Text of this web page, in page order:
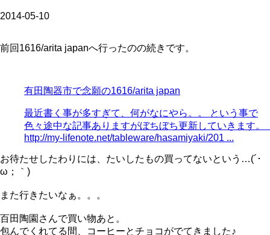
2014-05-10
前回1616/arita japanへ行ったのの続きです。
有田陶器市で念願の1616/arita japan
最近書く事が多すぎて、何がなにやら。。 という事で
色々途中な記事ありますがぼちぼち更新していきます。
http://my-lifenote.net/tableware/hasamiyaki/201 ...
お待たせしたわりには、たいしたもの買ってないという…(´･
ω；｀)
また行きたいなぁ。。。
百田陶園さんで買い物あと。
包んでくれてる間、コーヒーとチョコがでてきました♪